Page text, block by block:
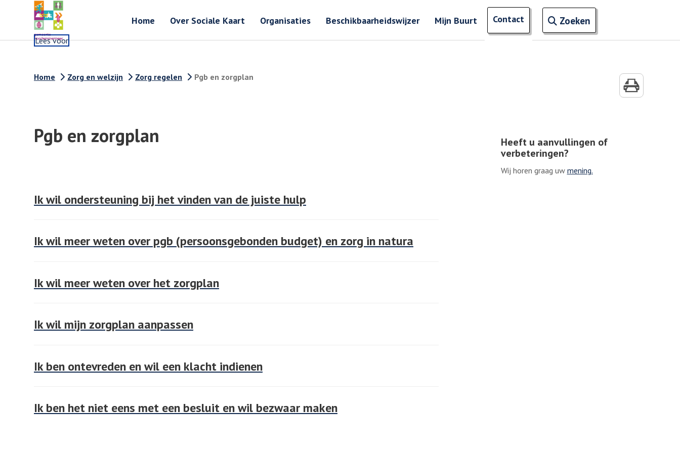
Home Over Sociale Kaart Organisaties Beschikbaarheidswijzer Mijn Buurt Contact ZoekenOpen zoekveld
Lees voor
Zoeken naar ingevoerde termen
Home Zorg en welzijn Zorg regelen Pgb en zorgplan
Pgb en zorgplan
Ik wil ondersteuning bij het vinden van de juiste hulp
Ik wil meer weten over pgb (persoonsgebonden budget) en zorg in natura
Ik wil meer weten over het zorgplan
Ik wil mijn zorgplan aanpassen
Ik ben ontevreden en wil een klacht indienen
Ik ben het niet eens met een besluit en wil bezwaar maken
Heeft u aanvullingen of
verbeteringen?
Wij horen graag uw mening.